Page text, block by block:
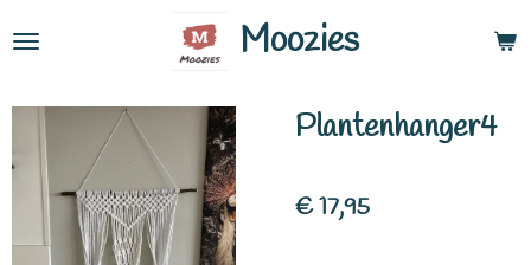
hoofdinhoud
Moozies
Plantenhanger4
€ 17,95